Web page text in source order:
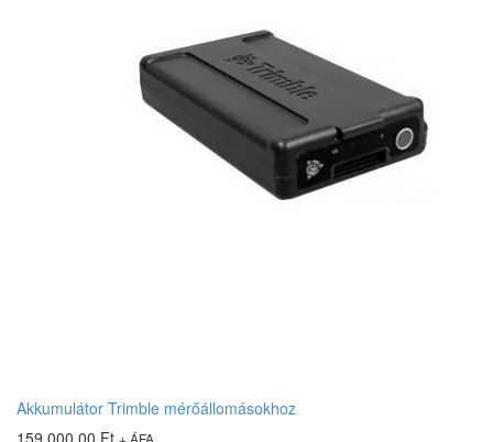
Akkumulátor Trimble mérőállomásokhoz
159 000.00 Ft + ÁFA